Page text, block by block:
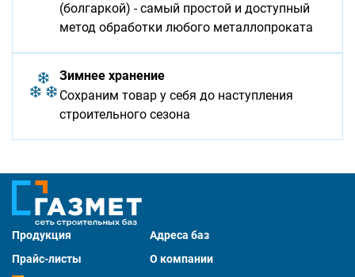
(болгаркой) - самый простой и доступный
метод обработки любого металлопроката
Зимнее хранение
Сохраним товар у себя до наступления
строительного сезона
Продукция
Адреса баз
Прайс-листы
О компании